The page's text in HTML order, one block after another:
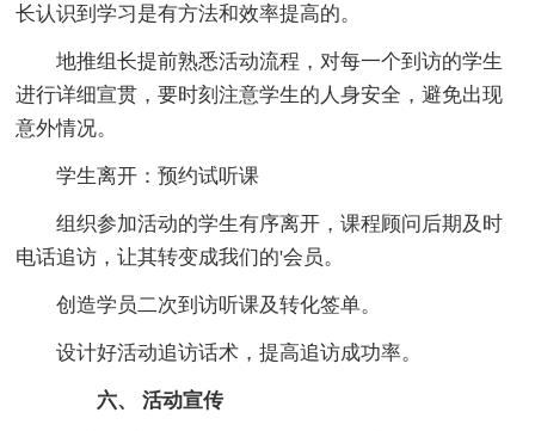
长认识到学习是有方法和效率提高的。
地推组长提前熟悉活动流程，对每一个到访的学生
进行详细宣贯，要时刻注意学生的人身安全，避免出现
意外情况。
学生离开：预约试听课
组织参加活动的学生有序离开，课程顾问后期及时
电话追访，让其转变成我们的'会员。
创造学员二次到访听课及转化签单。
设计好活动追访话术，提高追访成功率。
六、 活动宣传